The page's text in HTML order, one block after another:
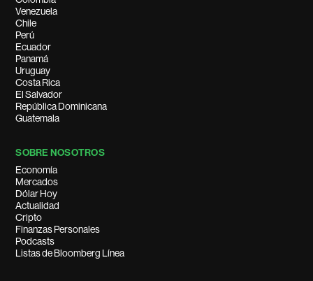
Venezuela
Chile
Perú
Ecuador
Panamá
Uruguay
Costa Rica
El Salvador
República Dominicana
Guatemala
SOBRE NOSOTROS
Economía
Mercados
Dólar Hoy
Actualidad
Cripto
Finanzas Personales
Podcasts
Listas de Bloomberg Línea